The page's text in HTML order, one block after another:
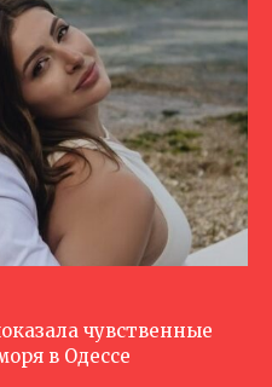
чувственные
в Одессе